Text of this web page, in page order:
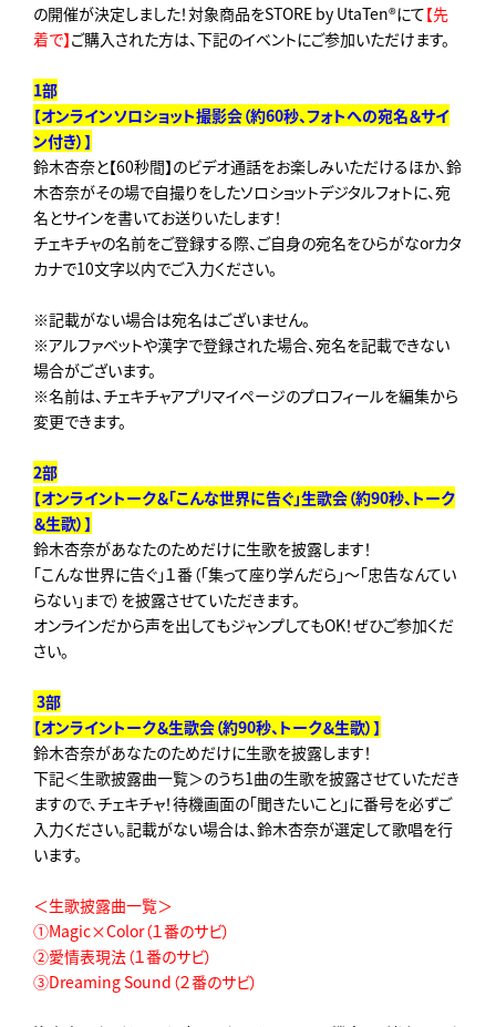
の開催が決定しました！対象商品をSTORE by UtaTen®にて【先
着で】ご購入された方は、下記のイベントにご参加いただけます。
1部
【オンラインソロショット撮影会（約60秒、フォトへの宛名＆サイ
ン付き）】
鈴木杏奈と【60秒間】のビデオ通話をお楽しみいただけるほか、鈴
木杏奈がその場で自撮りをしたソロショットデジタルフォトに、宛
名とサインを書いてお送りいたします！
チェキチャの名前をご登録する際、ご自身の宛名をひらがなorカタ
カナで10文字以内でご入力ください。
※記載がない場合は宛名はございません。
※アルファベットや漢字で登録された場合、宛名を記載できない
場合がございます。
※名前は、チェキチャアプリマイページのプロフィールを編集から
変更できます。
2部
【オンライントーク＆「こんな世界に告ぐ」生歌会（約90秒、トーク
＆生歌）】
鈴木杏奈があなたのためだけに生歌を披露します！
「こんな世界に告ぐ」１番（「集って座り学んだら」～「忠告なんてい
らない」まで）を披露させていただきます。
オンラインだから声を出してもジャンプしてもOK！ぜひご参加くだ
さい。
3部
【オンライントーク＆生歌会（約90秒、トーク＆生歌）】
鈴木杏奈があなたのためだけに生歌を披露します！
下記＜生歌披露曲一覧＞のうち1曲の生歌を披露させていただき
ますので、チェキチャ！待機画面の「聞きたいこと」に番号を必ずご
入力ください。記載がない場合は、鈴木杏奈が選定して歌唱を行
います。
＜生歌披露曲一覧＞
①Magic×Color（１番のサビ）
②愛情表現法（１番のサビ）
③Dreaming Sound（２番のサビ）